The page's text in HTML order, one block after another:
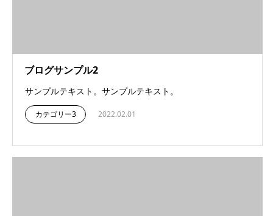
ブログサンプル2
サンプルテキスト。サンプルテキスト。
カテゴリー3 2022.02.01